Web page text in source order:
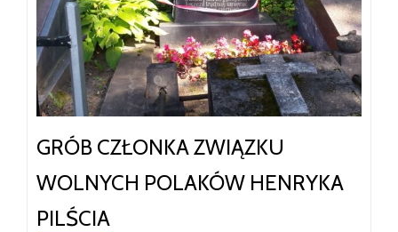
GRÓB CZŁONKA ZWIĄZKU
WOLNYCH POLAKÓW HENRYKA
PILŚCIA